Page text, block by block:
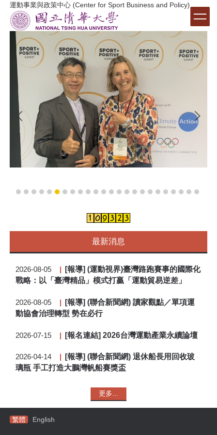
跳
到
主
運動事業與政策中心 (Center for Sport Business and Policy)
最新消息
2026-08-05
[報導] (運動視界)臺灣路跑賽事的國際化
戰略：以「臺灣精品」模式打贏「運動貿易逆差」
2026-08-05
[報導] (聯合新聞網) 讀家觀點／單項運
動協會治理轉型 勢在必行
2026-07-15 [報名連結] 2026台灣運動產業永續論壇
2026-04-14
[報導] (聯合新聞網) 退休船長用回收玻
璃瓶 手工打造大鵬灣帆船賽獎盃
更多...
繁體 English